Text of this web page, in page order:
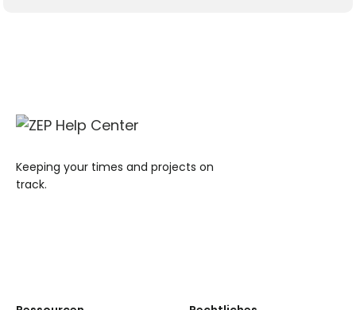
Keeping your times and projects on
track.